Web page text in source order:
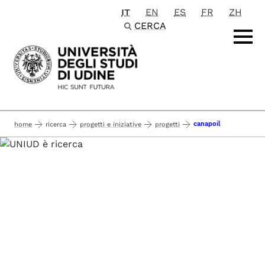
Passa al contenuto principale
IT EN ES FR
ZH
CERCA
home ricerca progetti e iniziative progetti canapoil